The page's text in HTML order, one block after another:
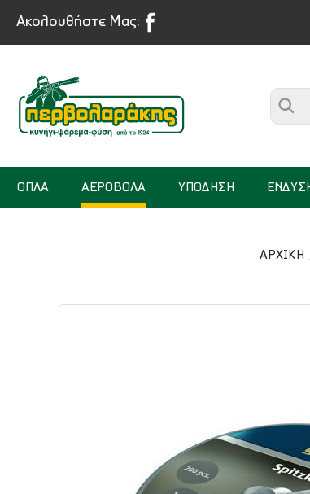
Ακολουθήστε Μας:
ΟΠΛΑ ΑΕΡΟΒΟΛΑ ΥΠΟΔΗΣΗ
ΑΡΧΙΚΉ